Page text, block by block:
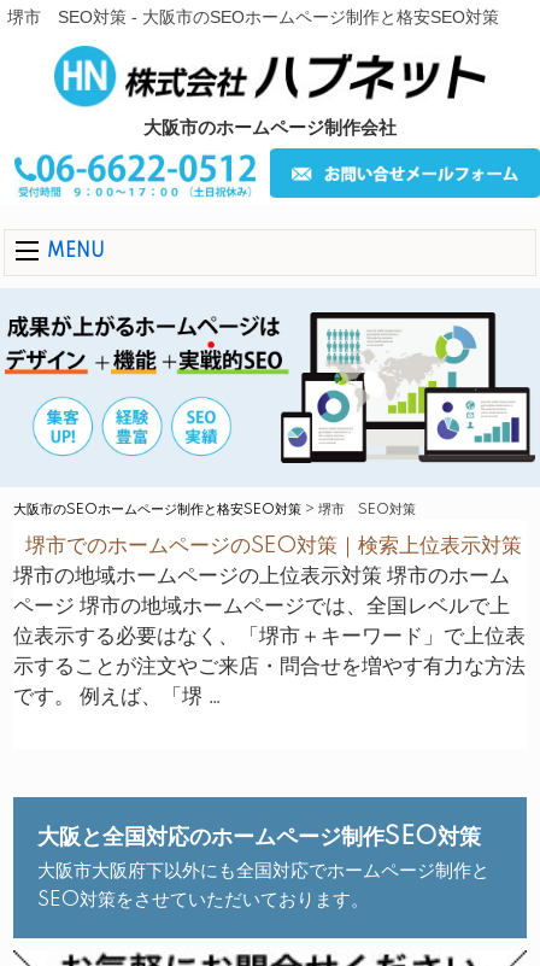
堺市 SEO対策 - 大阪市のSEOホームページ制作と格安SEO対策
大阪市のホームページ制作会社
MENU
大阪市のSEOホームページ制作と格安SEO対策 >堺市 SEO対策
堺市でのホームページのSEO対策｜検索上位表示対策
堺市の地域ホームページの上位表示対策 堺市のホーム
ページ 堺市の地域ホームページでは、全国レベルで上
位表示する必要はなく、「堺市＋キーワード」で上位表
示することが注文やご来店・問合せを増やす有力な方法
です。 例えば、「堺 …
大阪と全国対応のホームページ制作SEO対策
大阪市大阪府下以外にも全国対応でホームページ制作と
SEO対策をさせていただいております。